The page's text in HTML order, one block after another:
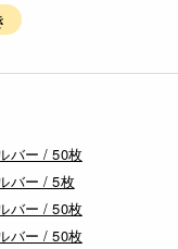
バー / 50枚
バー / 5枚
バー / 50枚
バー / 50枚